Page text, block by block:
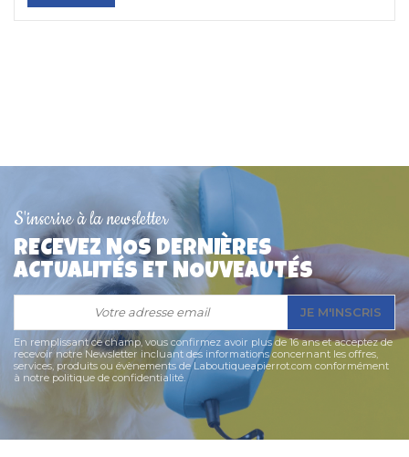
S'inscrire à la newsletter
RECEVEZ NOS DERNIÈRES
ACTUALITÉS ET NOUVEAUTÉS
JE M'INSCRIS
En remplissant ce champ, vous confirmez avoir plus de 16 ans et acceptez de
recevoir notre Newsletter incluant des informations concernant les offres,
services, produits ou évènements de Laboutiqueapierrot.com conformément
à notre politique de confidentialité.